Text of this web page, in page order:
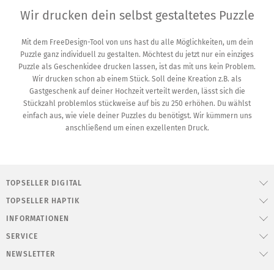
Wir drucken dein selbst gestaltetes Puzzle
Mit dem FreeDesign-Tool von uns hast du alle Möglichkeiten, um dein
Puzzle ganz individuell zu gestalten. Möchtest du jetzt nur ein einziges
Puzzle als Geschenkidee drucken lassen, ist das mit uns kein Problem.
Wir drucken schon ab einem Stück. Soll deine Kreation z.B. als
Gastgeschenk auf deiner Hochzeit verteilt werden, lässt sich die
Stückzahl problemlos stückweise auf bis zu 250 erhöhen. Du wählst
einfach aus, wie viele deiner Puzzles du benötigst. Wir kümmern uns
anschließend um einen exzellenten Druck.
TOPSELLER DIGITAL
TOPSELLER HAPTIK
INFORMATIONEN
SERVICE
NEWSLETTER